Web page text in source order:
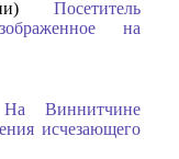
Посетитель
на
На Виннитчине
исчезающего